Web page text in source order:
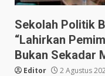
Sekolah Politik
“Lahirkan
Bukan Sekadar
Editor 2 Agustus